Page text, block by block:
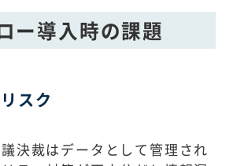
ー導入時の課題
スク
決裁はデータとして管理され